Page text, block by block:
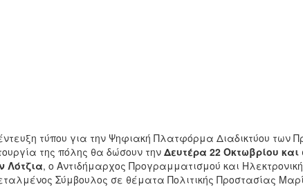
τύπου για την Ψηφιακή Πλατφόρμα Διαδικτύου των
της πόλης θα δώσουν την Δευτέρα 22 Οκτωβρίου
Λότζια, ο Αντιδήμαρχος Προγραμματισμού και
Σύμβουλος σε θέματα Πολιτικής Προστασίας